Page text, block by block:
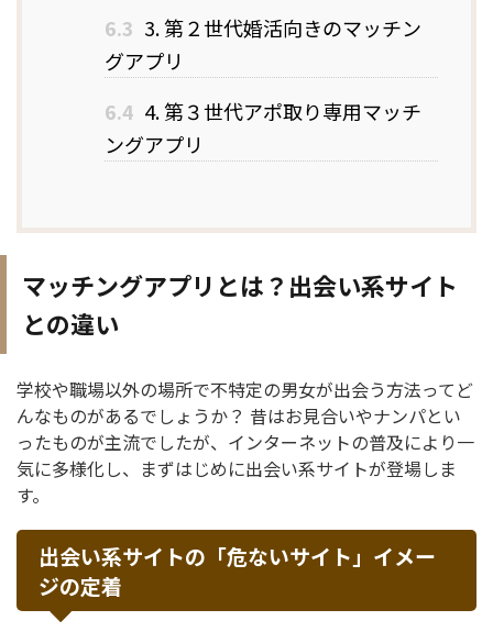
6.3 3. 第２世代婚活向きのマッチン
グアプリ
6.4 4. 第３世代アポ取り専用マッチ
ングアプリ
マッチングアプリとは？出会い系サイト
との違い
学校や職場以外の場所で不特定の男女が出会う方法ってど
んなものがあるでしょうか？ 昔はお見合いやナンパとい
ったものが主流でしたが、インターネットの普及により一
気に多様化し、まずはじめに出会い系サイトが登場しま
す。
出会い系サイトの「危ないサイト」イメー
ジの定着